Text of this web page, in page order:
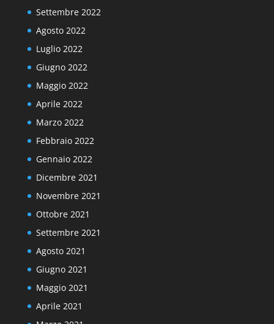
Settembre 2022
Agosto 2022
Luglio 2022
Giugno 2022
Maggio 2022
Aprile 2022
Marzo 2022
Febbraio 2022
Gennaio 2022
Dicembre 2021
Novembre 2021
Ottobre 2021
Settembre 2021
Agosto 2021
Giugno 2021
Maggio 2021
Aprile 2021